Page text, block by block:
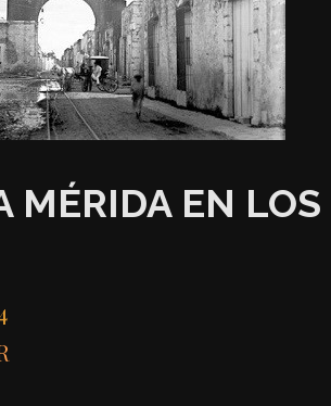
MÉRIDA EN LOS